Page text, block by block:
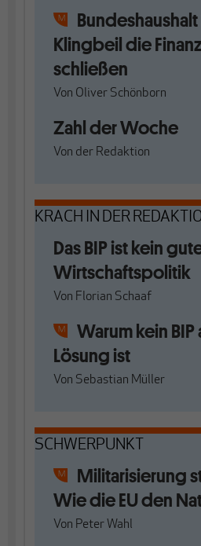
Klingbeil die
schließen
Von Oliver Schönborn
Zahl der Woche
Von der Redaktion
KRACH IN DER
Das BIP ist kein
Wirtschaftspolitik
Von Florian Schaaf
Warum kein
Lösung ist
Von Sebastian Müller
SCHWERPUNKT
Militarisierung
Wie die EU den
Von Peter Wahl